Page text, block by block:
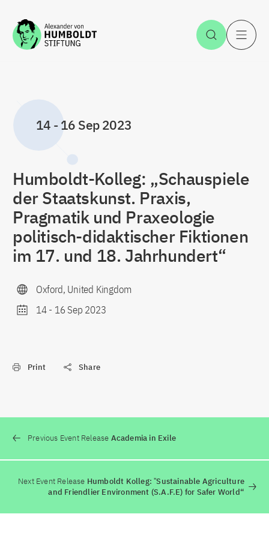
Jump to the content Open
14 -16 Sep 2023
Humboldt-Kolleg: „Schauspiele
der Staatskunst. Praxis,
Pragmatik und Praxeologie
politisch-didaktischer Fiktionen
im 17. und 18. Jahrhundert“
Oxford, United Kingdom
14- 16 Sep 2023
Print Share
Previous Event Release Academia in Exile
Next Event Release Humboldt Kolleg: ˮSustainable Agriculture
and Friendlier Environment (S.A.F.E) for Safer World“